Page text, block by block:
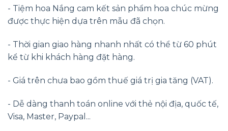
- Tiệm hoa Nắng cam kết sản phẩm hoa chúc mừng
được thực hiện dựa trên mẫu đã chọn.
- Thời gian giao hàng nhanh nhất có thể từ 60 phút
kể từ khi khách hàng đặt hàng.
- Giá trên chưa bao gồm thuế giá trị gia tăng (VAT).
- Dễ dàng thanh toán online với thẻ nội địa, quốc tế,
Visa, Master, Paypal...